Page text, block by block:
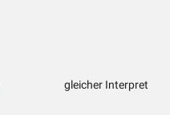
gleicher Interpret